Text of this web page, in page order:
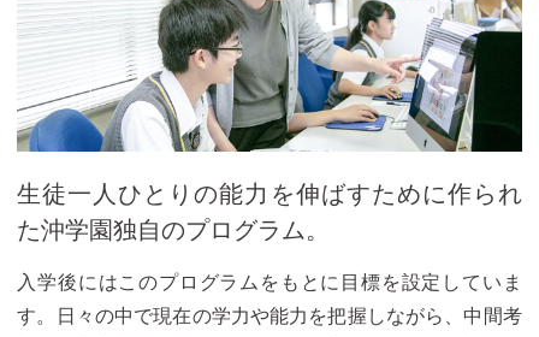
生徒一人ひとりの能力を伸ばすために作られ
た沖学園独自のプログラム。
入学後にはこのプログラムをもとに目標を設定していま
す。日々の中で現在の学力や能力を把握しながら、中間考